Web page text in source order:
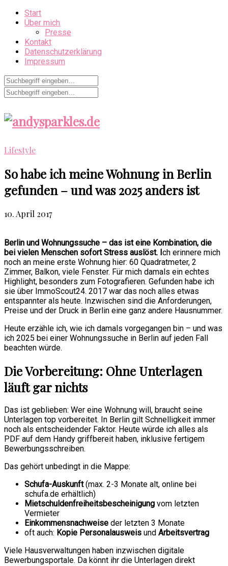
Start
Über mich
Presse
Kontakt
Datenschutzerklärung
Impressum
Lifestyle
So habe ich meine Wohnung in Berlin
gefunden – und was 2025 anders ist
10. April 2017
Berlin und Wohnungssuche – das ist eine Kombination, die
bei vielen Menschen sofort Stress auslöst. Ich erinnere mich
noch an meine erste Wohnung hier: 60 Quadratmeter, 2
Zimmer, Balkon, viele Fenster. Für mich damals ein echtes
Highlight, besonders zum Fotografieren. Gefunden habe ich
sie über ImmoScout24. 2017 war das noch alles etwas
entspannter als heute. Inzwischen sind die Anforderungen,
Preise und der Druck in Berlin eine ganz andere Hausnummer.
Heute erzähle ich, wie ich damals vorgegangen bin – und was
ich 2025 bei einer Wohnungssuche in Berlin auf jeden Fall
beachten würde.
Die Vorbereitung: Ohne Unterlagen
läuft gar nichts
Das ist geblieben: Wer eine Wohnung will, braucht seine
Unterlagen top vorbereitet. In Berlin gilt Schnelligkeit immer
noch als entscheidender Faktor. Heute würde ich alles als
PDF auf dem Handy griffbereit haben, inklusive fertigem
Bewerbungsschreiben.
Das gehört unbedingt in die Mappe:
Schufa-Auskunft(max. 2-3 Monate alt, online bei
schufa.de erhältlich)
Mietschuldenfreiheitsbescheinigung vom letzten
Vermieter
Einkommensnachweise der letzten 3 Monate
oft auch: Kopie Personalausweis und Arbeitsvertrag
Viele Hausverwaltungen haben inzwischen digitale
Bewerbungsportale. Da könnt ihr die Unterlagen direkt